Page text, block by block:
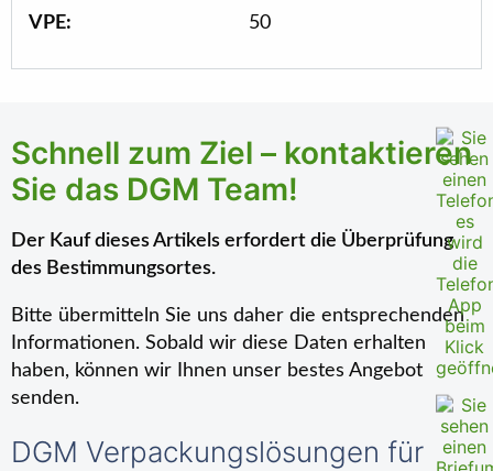
VPE:
50
Schnell zum Ziel – kontaktieren
Sie das DGM Team!
Der Kauf dieses Artikels erfordert die Überprüfung
des Bestimmungsortes.
Bitte übermitteln Sie uns daher die entsprechenden
Informationen. Sobald wir diese Daten erhalten
haben, können wir Ihnen unser bestes Angebot
senden.
DGM Verpackungslösungen für